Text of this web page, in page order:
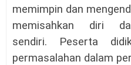
memimpin dan
memisahkan diri
sendiri. Peserta
permasalahan dalam